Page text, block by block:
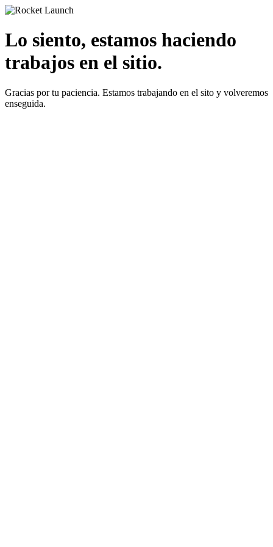
Lo siento, estamos haciendo
trabajos en el sitio.
Gracias por tu paciencia. Estamos trabajando en el sito y volveremos
enseguida.